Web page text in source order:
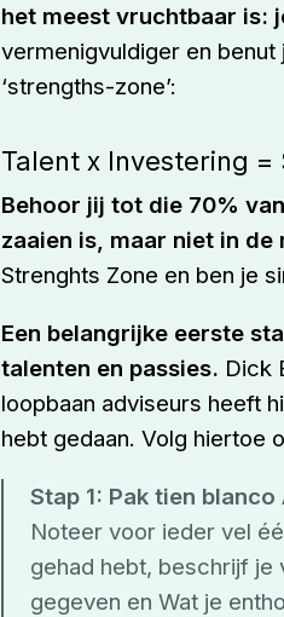
het meest vruchtbaar is:
vermenigvuldiger en
‘strengths-zone’:
Talent x Investering =
Behoor jij tot die 70%
zaaien is, maar niet in
Strenghts Zone en ben je
Een belangrijke eerste
talenten en passies. Dick
loopbaan adviseurs heeft
hebt gedaan. Volg hiertoe
Stap 1: Pak tien blanco
Noteer voor ieder vel
gehad hebt, beschrijf je
gegeven en Wat je